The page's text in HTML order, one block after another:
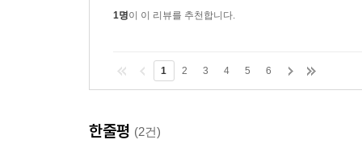
작품 사이에 존재하는 많은 시대적 갈등 속에서
감추고 드러내지 않는 방식으로 새로운 형식을 창
시대의 히에로니무스 보쉬와피히테 브뤼헐의
1명이 이 리뷰를 추천합니다.
1 2 3 4 5 6
한줄평 (2건)